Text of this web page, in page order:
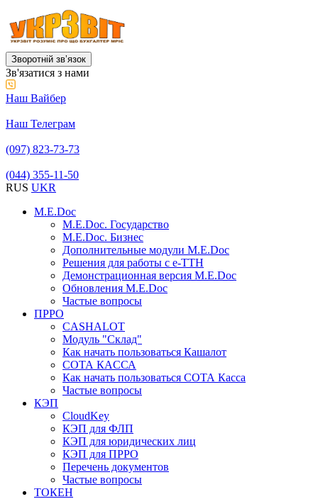
Зворотній звʼязок
Зв'язатися з нами
Наш Вайбер
Наш Телеграм
(097) 823-73-73
(044) 355-11-50
RUS UKR
M.E.Doc
M.E.Doc. Государство
M.E.Doc. Бизнес
Дополнительные модули M.E.Doc
Решения для работы с е-ТТН
Демонстрационная версия M.E.Doc
Обновления M.E.Doc
Частые вопросы
ПРРО
CASHALOT
Модуль "Склад"
Как начать пользоваться Кашалот
СОТА КАCСА
Как начать пользоваться СОТА Касса
Частые вопросы
КЭП
CloudKey
КЭП для ФЛП
КЭП для юридических лиц
КЭП для ПРРО
Перечень документов
Частые вопросы
ТОКЕН